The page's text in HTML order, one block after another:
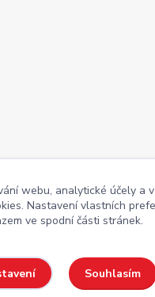
webu, analytické účely a
Nastavení vlastních
ve spodní části stránek.
Souhlasím